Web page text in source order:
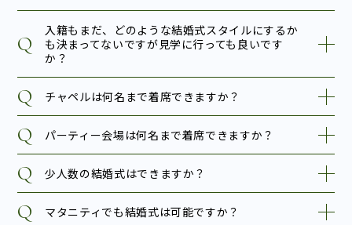
入籍もまだ、どのような結婚式スタイルにするか
も決まってないですが見学に行っても良いです
か？
チャペルは何名まで着席できますか？
パーティー会場は何名まで着席できますか？
少人数の結婚式はできますか？
マタニティでも結婚式は可能ですか？